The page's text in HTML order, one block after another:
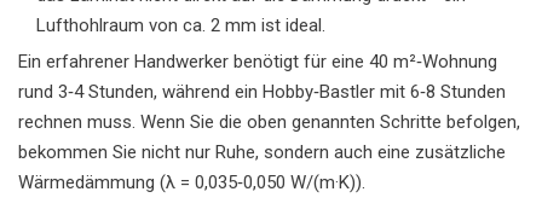
Lufthohlraum von ca. 2 mm ist ideal.
Ein erfahrener Handwerker benötigt für eine 40 m²‑Wohnung
rund 3‑4 Stunden, während ein Hobby‑Bastler mit 6‑8 Stunden
rechnen muss. Wenn Sie die oben genannten Schritte befolgen,
bekommen Sie nicht nur Ruhe, sondern auch eine zusätzliche
Wärmedämmung (λ = 0,035‑0,050 W/(m·K)).